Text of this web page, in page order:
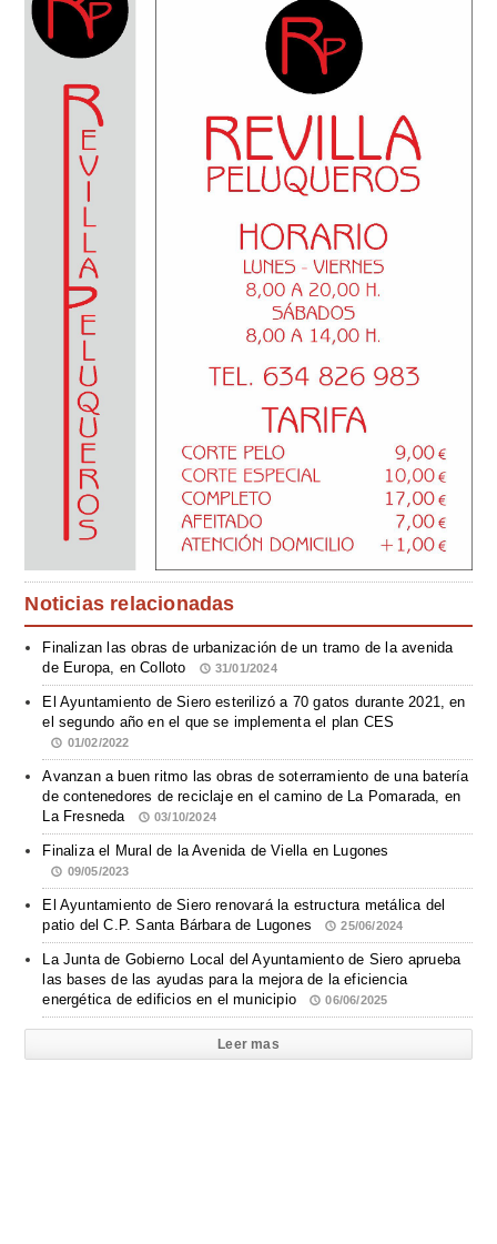
Noticias relacionadas
Finalizan las obras de urbanización de un tramo de la avenida
de Europa, en Colloto
31/01/2024
El Ayuntamiento de Siero esterilizó a 70 gatos durante 2021, en
el segundo año en el que se implementa el plan CES
01/02/2022
Avanzan a buen ritmo las obras de soterramiento de una batería
de contenedores de reciclaje en el camino de La Pomarada, en
La Fresneda
03/10/2024
Finaliza el Mural de la Avenida de Viella en Lugones
09/05/2023
El Ayuntamiento de Siero renovará la estructura metálica del
patio del C.P. Santa Bárbara de Lugones
25/06/2024
La Junta de Gobierno Local del Ayuntamiento de Siero aprueba
las bases de las ayudas para la mejora de la eficiencia
energética de edificios en el municipio
06/06/2025
Leer mas